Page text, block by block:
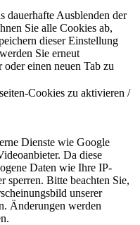
dauerhafte Ausblenden der
Sie alle Cookies ab,
dieser Einstellung
Sie erneut
einen neuen Tab zu
Cookies zu aktivieren /
Dienste wie Google
Da diese
Daten wie Ihre IP-
sperren. Bitte beachten Sie,
unserer
Änderungen werden